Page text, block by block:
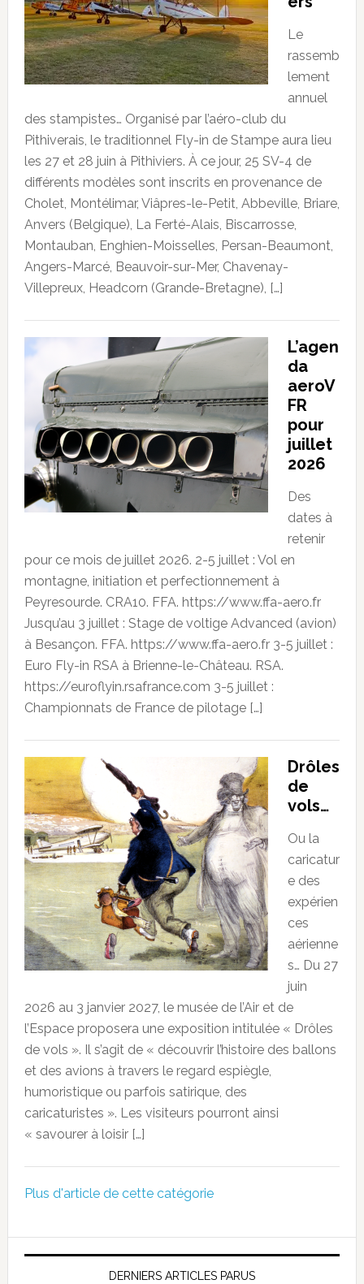
Le
rassemb
lement
annuel
des stampistes… Organisé par l’aéro-club du
Pithiverais, le traditionnel Fly-in de Stampe aura lieu
les 27 et 28 juin à Pithiviers. À ce jour, 25 SV-4 de
différents modèles sont inscrits en provenance de
Cholet, Montélimar, Viâpres-le-Petit, Abbeville, Briare,
Anvers (Belgique), La Ferté-Alais, Biscarrosse,
Montauban, Enghien-Moisselles, Persan-Beaumont,
Angers-Marcé, Beauvoir-sur-Mer, Chavenay-
Villepreux, Headcorn (Grande-Bretagne), […]
L’agen
da
aeroV
FR
pour
juillet
2026
Des
dates à
retenir
pour ce mois de juillet 2026. 2-5 juillet : Vol en
montagne, initiation et perfectionnement à
Peyresourde. CRA10. FFA. https://www.ffa-aero.fr
Jusqu’au 3 juillet : Stage de voltige Advanced (avion)
à Besançon. FFA. https://www.ffa-aero.fr 3-5 juillet :
Euro Fly-in RSA à Brienne-le-Château. RSA.
https://euroflyin.rsafrance.com 3-5 juillet :
Championnats de France de pilotage […]
Drôles
de
vols…
Ou la
caricatur
e des
expérien
ces
aérienne
s… Du 27
juin
2026 au 3 janvier 2027, le musée de l’Air et de
l’Espace proposera une exposition intitulée « Drôles
de vols ». Il s’agit de « découvrir l’histoire des ballons
et des avions à travers le regard espiègle,
humoristique ou parfois satirique, des
caricaturistes ». Les visiteurs pourront ainsi
« savourer à loisir […]
Plus d'article de cette catégorie
DERNIERS ARTICLES PARUS